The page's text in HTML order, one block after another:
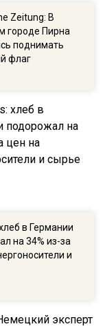
Zeitung: В
городе Пирна
поднимать
флаг
в Германии
на 34% из-за
и